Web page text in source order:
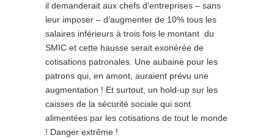
il demanderait aux chefs d’entreprises – sans
leur imposer – d’augmenter de 10% tous les
salaires inférieurs à trois fois le montant du
SMIC et cette hausse serait exonérée de
cotisations patronales. Une aubaine pour les
patrons qui, en amont, auraient prévu une
augmentation ! Et surtout, un hold-up sur les
caisses de la sécurité sociale qui sont
alimentées par les cotisations de tout le monde
! Danger extrême !